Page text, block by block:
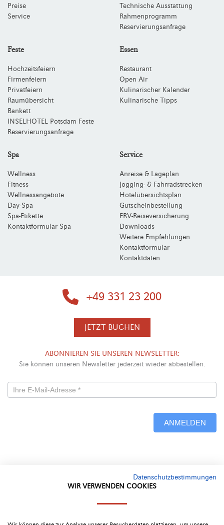
Preise
Service
Technische Ausstattung
Rahmenprogramm
Reservierungsanfrage
Feste
Hochzeitsfeiern
Firmenfeiern
Privatfeiern
Raumübersicht
Bankett
INSELHOTEL Potsdam Feste
Reservierungsanfrage
Essen
Restaurant
Open Air
Kulinarischer Kalender
Kulinarische Tipps
Spa
Wellness
Fitness
Wellnessangebote
Day-Spa
Spa-Etikette
Kontaktformular Spa
Service
Anreise & Lageplan
Jogging- & Fahrradstrecken
Hotelübersichtsplan
Gutscheinbestellung
ERV-Reiseversicherung
Downloads
Weitere Empfehlungen
Kontaktformular
Kontaktdaten
+49 331 23 200
JETZT BUCHEN
ABONNIEREN SIE UNSEREN NEWSLETTER:
Sie können unseren Newsletter jederzeit wieder abbestellen.
Newsletterformular
ANMELDEN
Datenschutzbestimmungen
WIR VERWENDEN COOKIES